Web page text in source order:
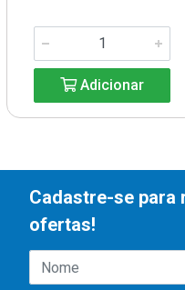
Adicionar
Cadastre-se para
ofertas!